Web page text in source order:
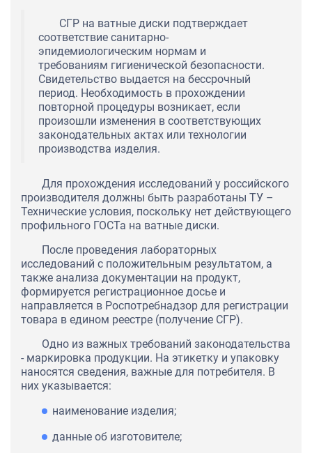
СГР на ватные диски подтверждает
соответствие санитарно-
эпидемиологическим нормам и
требованиям гигиенической безопасности.
Свидетельство выдается на бессрочный
период. Необходимость в прохождении
повторной процедуры возникает, если
произошли изменения в соответствующих
законодательных актах или технологии
производства изделия.
Для прохождения исследований у российского
производителя должны быть разработаны ТУ –
Технические условия, поскольку нет действующего
профильного ГОСТа на ватные диски.
После проведения лабораторных
исследований с положительным результатом, а
также анализа документации на продукт,
формируется регистрационное досье и
направляется в Роспотребнадзор для регистрации
товара в едином реестре (получение СГР).
Одно из важных требований законодательства
- маркировка продукции. На этикетку и упаковку
наносятся сведения, важные для потребителя. В
них указывается:
наименование изделия;
данные об изготовителе;